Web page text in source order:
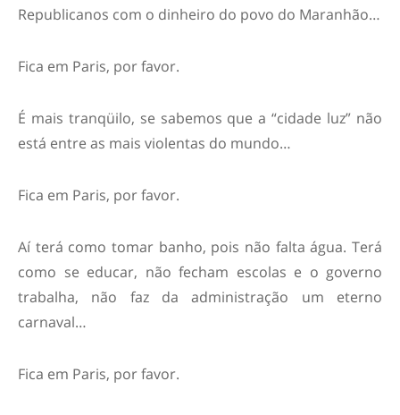
Republicanos com o dinheiro do povo do Maranhão…
Fica em Paris, por favor.
É mais tranqüilo, se sabemos que a “cidade luz” não
está entre as mais violentas do mundo…
Fica em Paris, por favor.
Aí terá como tomar banho, pois não falta água. Terá
como se educar, não fecham escolas e o governo
trabalha, não faz da administração um eterno
carnaval…
Fica em Paris, por favor.